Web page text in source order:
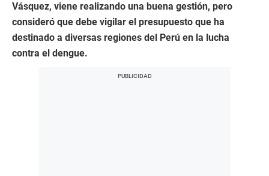
Vásquez, viene realizando una buena gestión, pero
consideró que debe vigilar el presupuesto que ha
destinado a diversas regiones del Perú en la lucha
contra el dengue.